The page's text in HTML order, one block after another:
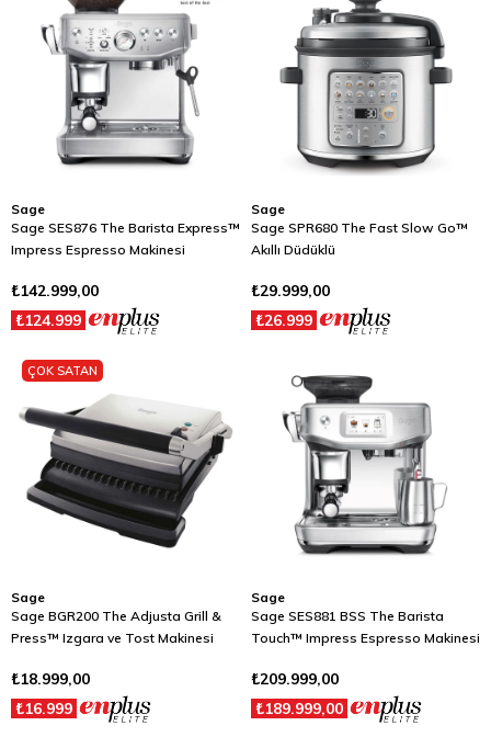
Sage
Sage SES876 The Barista Express™
Impress Espresso Makinesi
₺142.999,00
₺124.999
Sage
Sage SPR680 The Fast Slow Go™
Akıllı Düdüklü
₺29.999,00
₺26.999
Sage
Sage BGR200 The Adjusta Grill &
Press™ Izgara ve Tost Makinesi
₺18.999,00
ÇOK SATAN
₺16.999
Sage
Sage SES881 BSS The Barista
Touch™ Impress Espresso Makinesi
₺209.999,00
₺189.999,00